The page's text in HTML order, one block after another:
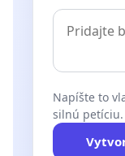
Napíšte to
silnú petíciu.